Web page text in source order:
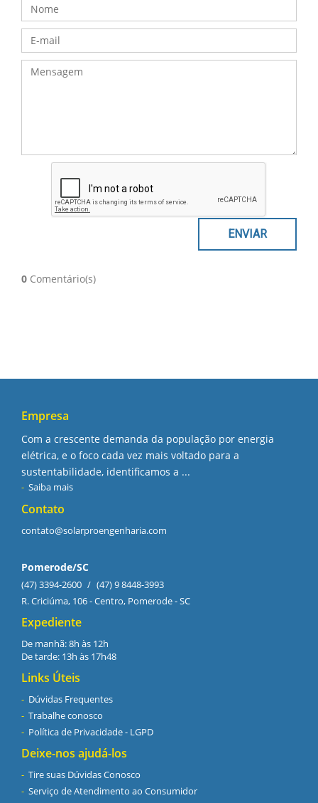
0 Comentário(s)
Empresa
Com a crescente demanda da população por energia
elétrica, e o foco cada vez mais voltado para a
sustentabilidade, identificamos a ...
Saiba mais
Contato
contato@solarproengenharia.com
Pomerode/SC
(47) 3394-2600 / (47) 9 8448-3993
R. Criciúma, 106 - Centro, Pomerode - SC
Expediente
De manhã: 8h às 12h
De tarde: 13h às 17h48
Links Úteis
Dúvidas Frequentes
Trabalhe conosco
Política de Privacidade - LGPD
Deixe-nos ajudá-los
Tire suas Dúvidas Conosco
Serviço de Atendimento ao Consumidor